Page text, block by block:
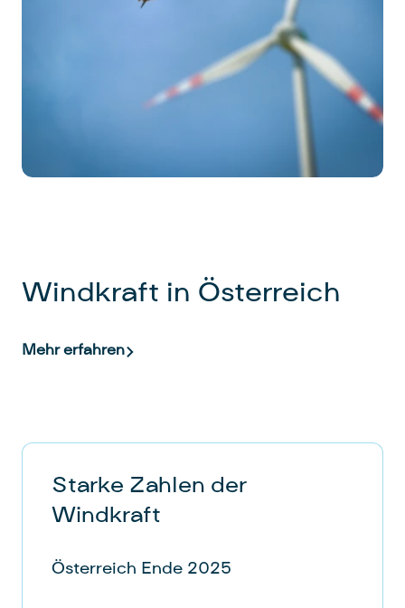
Windkraft in Österreich
Mehr erfahren
Starke Zahlen der
Windkraft
Österreich Ende 2025